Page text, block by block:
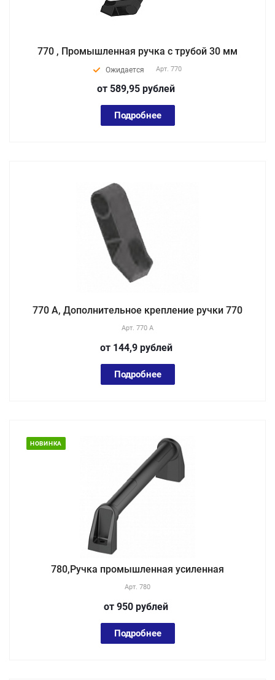
770 , Промышленная ручка с трубой 30 мм
Ожидается Арт. 770
от 589,95 рублей
Подробнее
770 А, Дополнительное крепление ручки 770
Арт. 770 А
от 144,9 рублей
Подробнее
НОВИНКА
780,Ручка промышленная усиленная
Арт. 780
от 950 рублей
Подробнее